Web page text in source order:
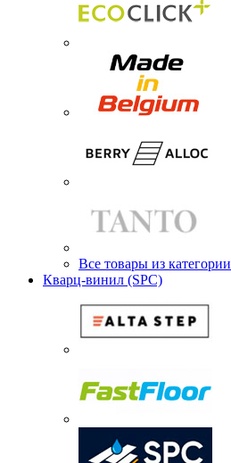
Все товары из категории
Кварц-винил (SPC)